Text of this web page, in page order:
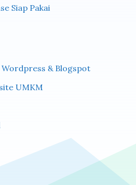
Siap Pakai
Wordpress & Blogspot
UMKM